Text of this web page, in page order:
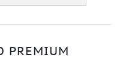
PREMIUM